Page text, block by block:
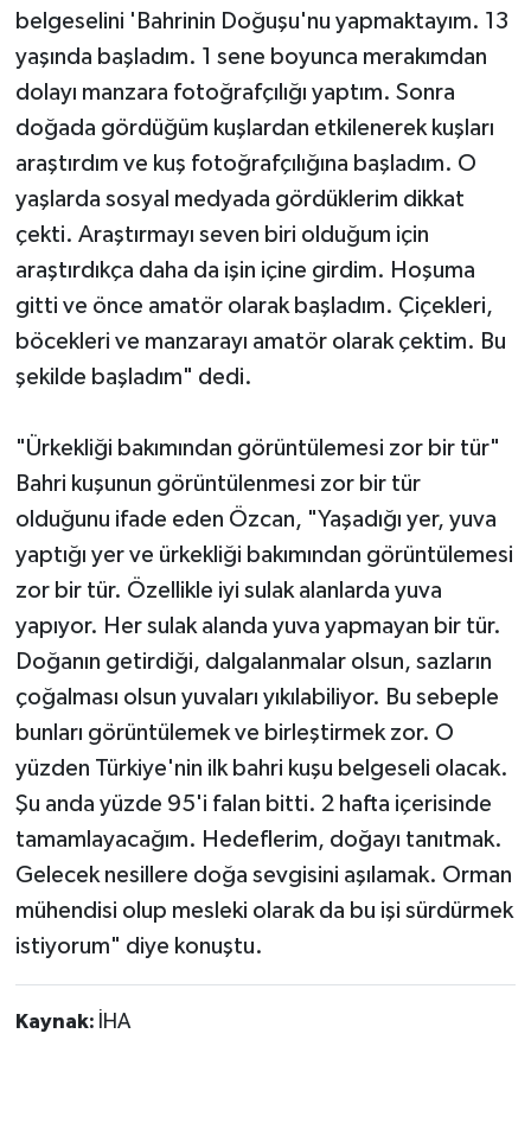
belgeselini 'Bahrinin Doğuşu'nu yapmaktayım. 13
yaşında başladım. 1 sene boyunca merakımdan
dolayı manzara fotoğrafçılığı yaptım. Sonra
doğada gördüğüm kuşlardan etkilenerek kuşları
araştırdım ve kuş fotoğrafçılığına başladım. O
yaşlarda sosyal medyada gördüklerim dikkat
çekti. Araştırmayı seven biri olduğum için
araştırdıkça daha da işin içine girdim. Hoşuma
gitti ve önce amatör olarak başladım. Çiçekleri,
böcekleri ve manzarayı amatör olarak çektim. Bu
şekilde başladım" dedi.
"Ürkekliği bakımından görüntülemesi zor bir tür"
Bahri kuşunun görüntülenmesi zor bir tür
olduğunu ifade eden Özcan, "Yaşadığı yer, yuva
yaptığı yer ve ürkekliği bakımından görüntülemesi
zor bir tür. Özellikle iyi sulak alanlarda yuva
yapıyor. Her sulak alanda yuva yapmayan bir tür.
Doğanın getirdiği, dalgalanmalar olsun, sazların
çoğalması olsun yuvaları yıkılabiliyor. Bu sebeple
bunları görüntülemek ve birleştirmek zor. O
yüzden Türkiye'nin ilk bahri kuşu belgeseli olacak.
Şu anda yüzde 95'i falan bitti. 2 hafta içerisinde
tamamlayacağım. Hedeflerim, doğayı tanıtmak.
Gelecek nesillere doğa sevgisini aşılamak. Orman
mühendisi olup mesleki olarak da bu işi sürdürmek
istiyorum" diye konuştu.
Kaynak: İHA